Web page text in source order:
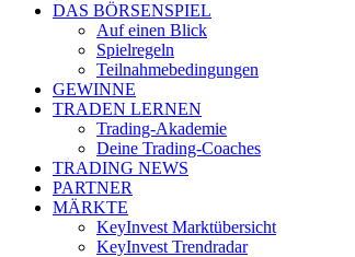
DAS BÖRSENSPIEL
Auf einen Blick
Spielregeln
Teilnahmebedingungen
GEWINNE
TRADEN LERNEN
Trading-Akademie
Deine Trading-Coaches
TRADING NEWS
PARTNER
MÄRKTE
KeyInvest Marktübersicht
KeyInvest Trendradar